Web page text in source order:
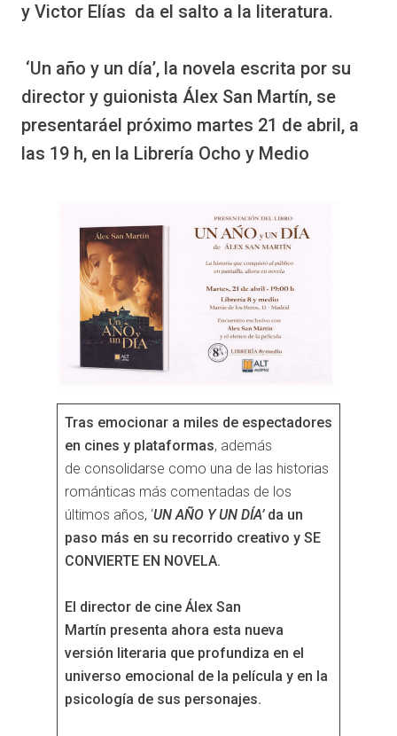
y Victor Elías da el salto a la literatura.
‘Un año y un día’, la novela escrita por su
director y guionista Álex San Martín, se
presentaráel próximo martes 21 de abril, a
las 19 h, en la Librería Ocho y Medio
Tras emocionar a miles de espectadores
en cines y plataformas, además
de consolidarse como una de las historias
románticas más comentadas de los
últimos años, ‘UN AÑO Y UN DÍA’da un
paso más en su recorrido creativo y SE
CONVIERTE EN NOVELA.
El director de cine Álex San
Martín presenta ahora esta nueva
versión literaria que profundiza en el
universo emocional de la película y en la
psicología de sus personajes.